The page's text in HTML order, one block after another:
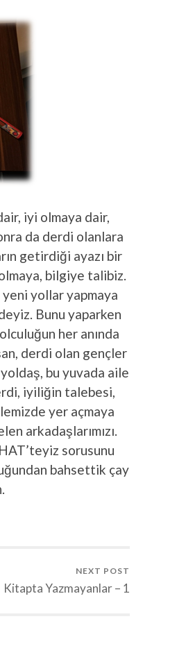
iyi olmaya dair,
da derdi olanlara
getirdiği ayazı bir
bilgiye talibiz.
yollar yapmaya
Bunu yaparken
her anında
derdi olan gençler
bu yuvada aile
iyiliğin talebesi,
yer açmaya
arkadaşlarımızı.
sorusunu
bahsettik çay
NEXT POST
Kitapta Yazmayanlar – 1